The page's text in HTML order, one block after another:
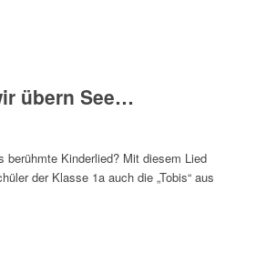
übern See…
berühm­te Kin­der­lied? Mit die­sem Lied
der Klas­se 1a auch die „Tobis“ aus